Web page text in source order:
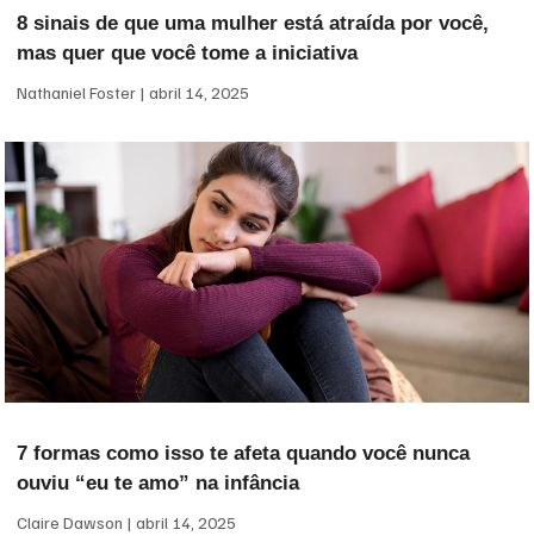
8 sinais de que uma mulher está atraída por você,
mas quer que você tome a iniciativa
Nathaniel Foster abril 14, 2025
7 formas como isso te afeta quando você nunca
ouviu “eu te amo” na infância
Claire Dawson abril 14, 2025